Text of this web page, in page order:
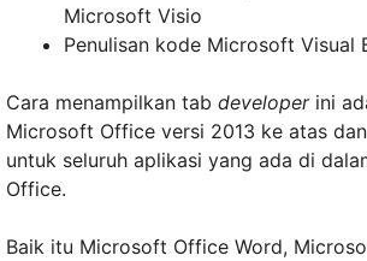
Microsoft Visio
Penulisan kode Microsoft Visual
Cara menampilkan tab developerini
Microsoft Office versi 2013 ke atas
untuk seluruh aplikasi yang ada di
Office.
Baik itu Microsoft Office Word,